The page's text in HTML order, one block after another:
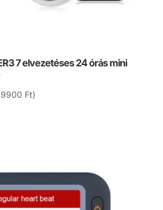
7 elvezetéses 24 órás mini
Ft)